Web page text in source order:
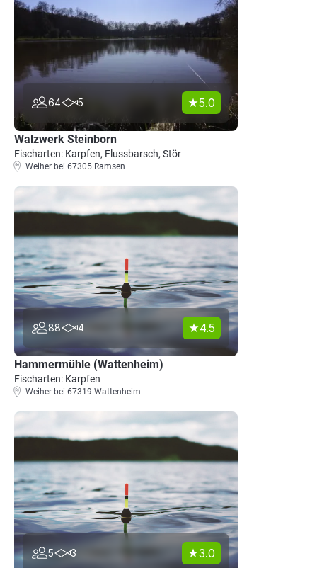
64 5 5.0
Walzwerk Steinborn
Fischarten: Karpfen, Flussbarsch, Stör
Weiher bei 67305 Ramsen
88 4 4.5
Hammermühle (Wattenheim)
Fischarten: Karpfen
Weiher bei 67319 Wattenheim
5 3 3.0